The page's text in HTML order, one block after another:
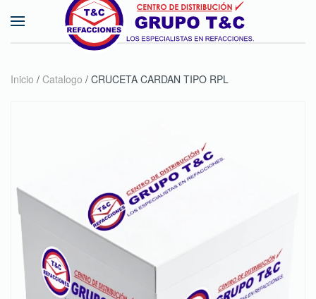
Skip to main content
Inicio / Catalogo / CRUCETA CARDAN TIPO RPL